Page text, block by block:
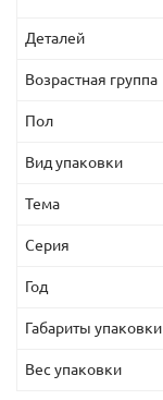
Деталей
Возрастная группа
Пол
Вид упаковки
Тема
Серия
Год
Габариты упаковки
Вес упаковки